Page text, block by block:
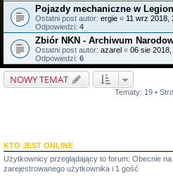
Pojazdy mechaniczne w
Ostatni post autor: ergie « 11 wrz 2018,
Odpowiedzi: 4
Zbiór NKN - Archiwum
Ostatni post autor: azarel « 06 sie
Odpowiedzi: 6
NOWY TEMAT
Tematy: 19 •
KTO JEST ONLINE
Użytkownicy przeglądający to forum: Obecnie
zarejestrowanego użytkownika i 1 gość